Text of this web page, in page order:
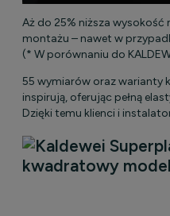
Aż do 25% niższa
montażu – nawet w
(* W porównaniu do
55 wymiarów oraz warianty
inspirują, oferując pełną
Dzięki temu klienci i